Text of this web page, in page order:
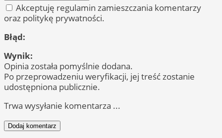
Akceptuję regulamin zamieszczania komentarzy
oraz politykę prywatności.
Błąd:
Wynik:
Opinia została pomyślnie dodana.
Po przeprowadzeniu weryfikacji, jej treść zostanie
udostępniona publicznie.
Trwa wysyłanie komentarza ...
Dodaj komentarz